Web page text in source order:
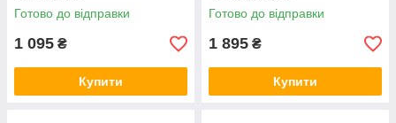
Готово до відправки
1 095 ₴
Купити
Готово до відправки
1 895 ₴
Купити